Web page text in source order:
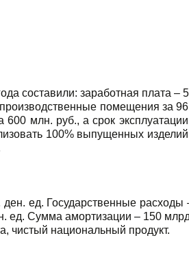
составили: заработная плата –
помещения за
600 млн. руб., а срок
100% выпущенных
ед. Государственные расходы
ед. Сумма амортизации – 150
чистый национальный продукт.